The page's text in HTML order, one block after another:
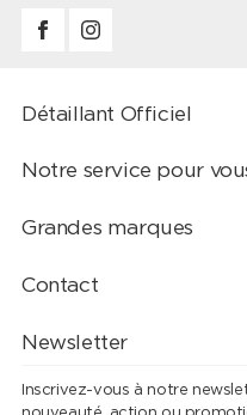
Contact
Newsletter
Inscrivez-vous à notre
nouveauté, action ou
Profitez-en maintenant
Voir tous les avis des clients